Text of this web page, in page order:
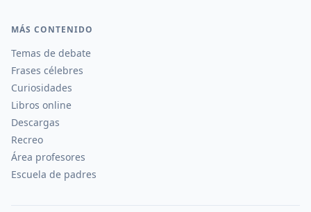
MÁS CONTENIDO
Temas de debate
Frases célebres
Curiosidades
Libros online
Descargas
Recreo
Área profesores
Escuela de padres